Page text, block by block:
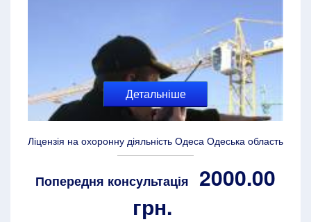
Детальніше
Ліцензія на охоронну діяльність Одеса Одеська область
Попередня консультація
2000.00
грн.